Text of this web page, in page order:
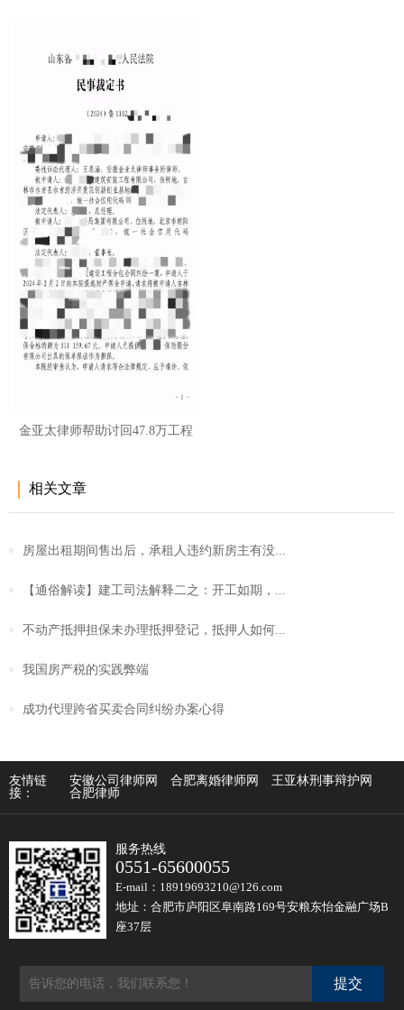
金亚太律师帮助讨回47.8万工程
相关文章
房屋出租期间售出后，承租人违约新房主有没...
【通俗解读】建工司法解释二之：开工如期，...
不动产抵押担保未办理抵押登记，抵押人如何...
我国房产税的实践弊端
成功代理跨省买卖合同纠纷办案心得
友情链
接：
安徽公司律师网 合肥离婚律师网
王亚林刑事辩护网
合肥律师
服务热线
0551-65600055
E-mail：18919693210@126.com
地址：合肥市庐阳区阜南路169号安粮东怡金融广场B
座37层